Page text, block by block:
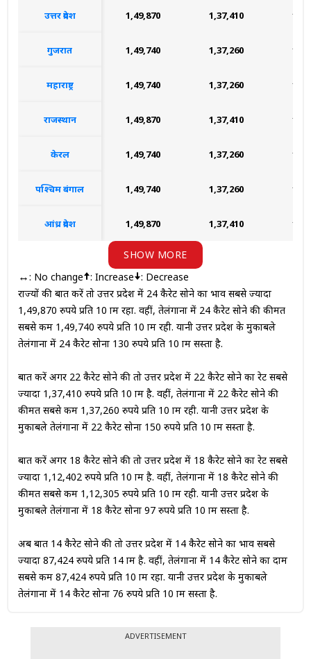
उत्तर प्रदेश ₹1,49,870 ₹1,37,410
गुजरात ₹1,49,740 ₹1,37,260
महाराष्ट्र ₹1,49,740 ₹1,37,260
राजस्थान ₹1,49,870 ₹1,37,410
केरल ₹1,49,740 ₹1,37,260
पश्चिम बंगाल ₹1,49,740 ₹1,37,260
आंध्र प्रदेश ₹1,49,870 ₹1,37,410
SHOW MORE
↔: No change : Increase : Decrease
राज्यों की बात करें तो उत्तर प्रदेश में 24 कैरेट सोने का भाव सबसे ज्यादा
1,49,870 रुपये प्रति 10 ग्राम रहा. वहीं, तेलंगाना में 24 कैरेट सोने की कीमत
सबसे कम 1,49,740 रुपये प्रति 10 ग्राम रही. यानी उत्तर प्रदेश के मुकाबले
तेलंगाना में 24 कैरेट सोना 130 रुपये प्रति 10 ग्राम सस्ता है.
बात करें अगर 22 कैरेट सोने की तो उत्तर प्रदेश में 22 कैरेट सोने का रेट सबसे
ज्यादा 1,37,410 रुपये प्रति 10 ग्राम है. वहीं, तेलंगाना में 22 कैरेट सोने की
कीमत सबसे कम 1,37,260 रुपये प्रति 10 ग्राम रही. यानी उत्तर प्रदेश के
मुकाबले तेलंगाना में 22 कैरेट सोना 150 रुपये प्रति 10 ग्राम सस्ता है.
बात करें अगर 18 कैरेट सोने की तो उत्तर प्रदेश में 18 कैरेट सोने का रेट सबसे
ज्यादा 1,12,402 रुपये प्रति 10 ग्राम है. वहीं, तेलंगाना में 18 कैरेट सोने की
कीमत सबसे कम 1,12,305 रुपये प्रति 10 ग्राम रही. यानी उत्तर प्रदेश के
मुकाबले तेलंगाना में 18 कैरेट सोना 97 रुपये प्रति 10 ग्राम सस्ता है.
अब बात 14 कैरेट सोने की तो उत्तर प्रदेश में 14 कैरेट सोने का भाव सबसे
ज्यादा 87,424 रुपये प्रति 14 ग्राम है. वहीं, तेलंगाना में 14 कैरेट सोने का दाम
सबसे कम 87,424 रुपये प्रति 10 ग्राम रहा. यानी उत्तर प्रदेश के मुकाबले
तेलंगाना में 14 कैरेट सोना 76 रुपये प्रति 10 ग्राम सस्ता है.
ADVERTISEMENT